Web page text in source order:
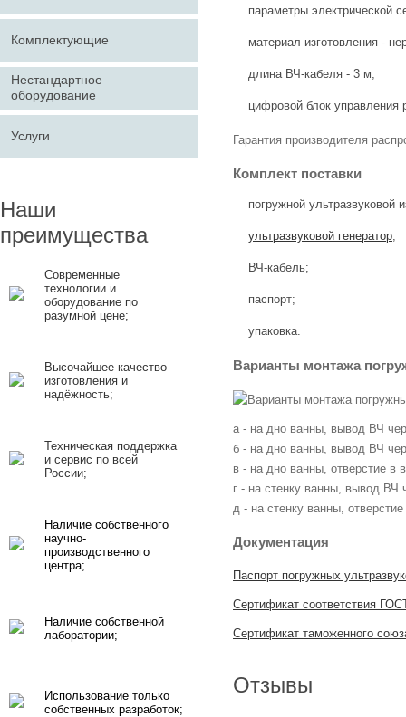
Комплектующие
Нестандартное
оборудование
Услуги
Наши
преимущества
Современные
технологии и
оборудование по
разумной цене;
Высочайшее качество
изготовления и
надёжность;
Техническая поддержка
и сервис по всей
России;
Наличие собственного
научно-
производственного
центра;
Наличие собственной
лаборатории;
Использование только
собственных разработок;
параметры электрической
материал изготовления -
длина ВЧ-кабеля - 3 м;
цифровой блок управления
Гарантия производителя
Комплект поставки
погружной ультразвуковой
ультразвуковой генератор;
ВЧ-кабель;
паспорт;
упаковка.
Варианты монтажа
а - на дно ванны, вывод ВЧ
б - на дно ванны, вывод ВЧ
в - на дно ванны, отверстие в
г - на стенку ванны, вывод ВЧ
д - на стенку ванны,
Документация
Паспорт погружных
Сертификат соответствия
Сертификат таможенного
Отзывы